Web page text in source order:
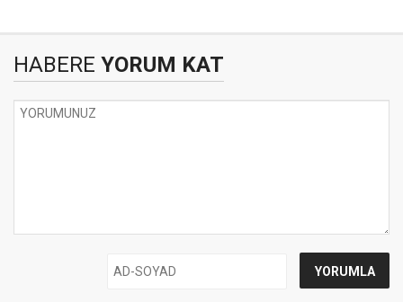
HABERE YORUM KAT